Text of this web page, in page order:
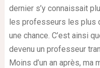
dernier s’y connaissait
les professeurs les plus
une chance. C’est ainsi
devenu un professeur
Moins d’un an après, ma